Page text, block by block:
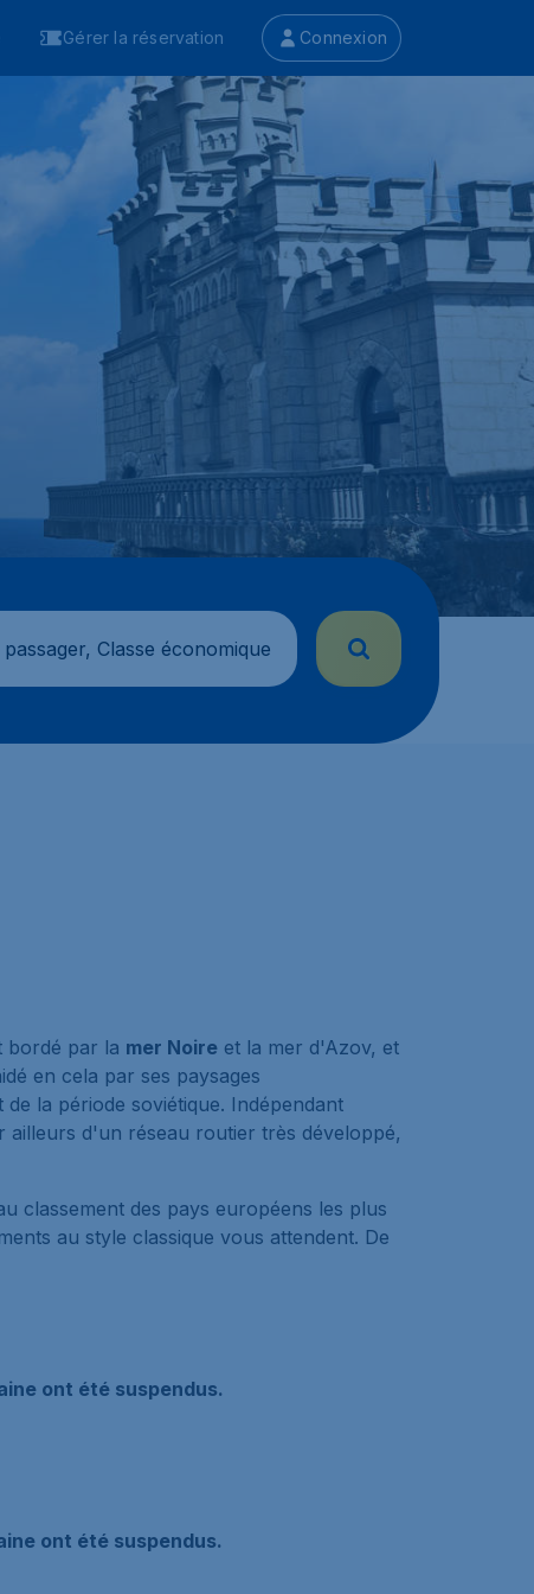
Gérer la réservation Connexion
passager, Classe économique
bordé par la mer Noire et la mer d'Azov, et
en cela par ses paysages
la période soviétique. Indépendant
ailleurs d'un réseau routier très développé,
classement des pays européens les plus
au style classique vous attendent. De
ont été suspendus.
ont été suspendus.